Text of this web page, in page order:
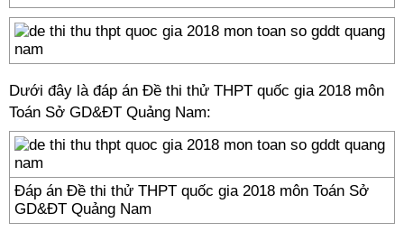
Dưới đây là đáp án Đề thi thử THPT quốc gia 2018 môn
Toán Sở GD&ĐT Quảng Nam:
Đáp án Đề thi thử THPT quốc gia 2018 môn Toán Sở
GD&ĐT Quảng Nam